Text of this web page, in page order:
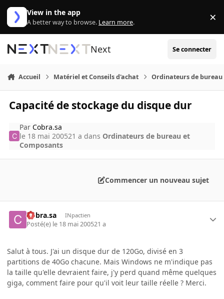
Aller au contenu
View in the app
A better way to browse. Learn more. ×
Next Se connecter
Accueil Matériel et Conseils d'achat Ordinateurs de bureau
Capacité de stockage du disque dur
ParCobra.sa
le 18 mai 200521 a dans Ordinateurs de bureau et
Composants
Commencer un nouveau sujet
Cobra.sa INpactien
Posté(e) le 18 mai 200521 a
Salut à tous. J'ai un disque dur de 120Go, divisé en 3
partitions de 40Go chacune. Mais Windows ne m'indique pas
la taille qu'elle devraient faire, j'y perd quand même quelques
giga, comment faire pour qu'il voit leur taille réelle ? Merci.